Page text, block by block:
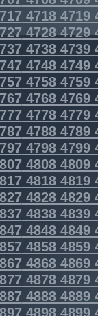
47184719
47284729
47384739
47484749
47584759
47684769
47784779
47884789
47984799
48084809
48184819
48284829
48384839
48484849
48584859
48684869
48784879
48884889
48984899